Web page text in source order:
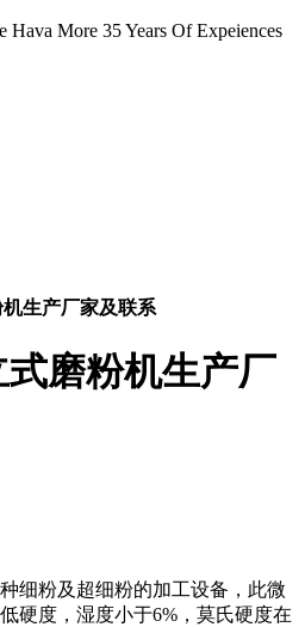
Hava More 35 Years Of Expeiences
生产厂家及联系
磨粉机生产厂
细粉及超细粉的加工设备，此微
硬度，湿度小于6%，莫氏硬度在